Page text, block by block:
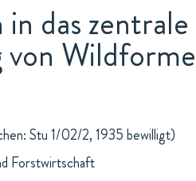
das
von
Stu 1/02/2, 1935 bewilligt)
Forstwirtschaft